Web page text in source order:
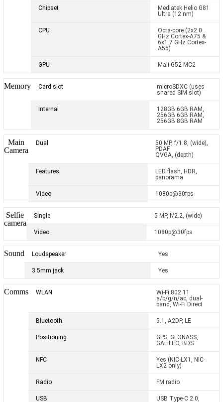
Chipset
Mediatek Helio G81
Ultra (12 nm)
CPU
Octa-core (2x2.0
GHz Cortex-A75 &
6x1.7 GHz Cortex-
A55)
GPU Mali-G52 MC2
Memory Card slot
microSDXC (uses
shared SIM slot)
Internal
128GB 6GB RAM,
256GB 6GB RAM,
256GB 8GB RAM
Main
Camera
Dual
50 MP, f/1.8, (wide),
PDAF
QVGA, (depth)
Features
LED flash, HDR,
panorama
Video 1080p@30fps
Selfie
camera
Single 5 MP, f/2.2, (wide)
Video 1080p@30fps
Sound Loudspeaker Yes
3.5mm jack Yes
Comms WLAN
Wi-Fi 802.11
a/b/g/n/ac, dual-
band, Wi-Fi Direct
Bluetooth 5.1, A2DP, LE
Positioning
GPS, GLONASS,
GALILEO, BDS
NFC
Yes (NIC-LX1, NIC-
LX2 only)
Radio FM radio
USB
USB Type-C 2.0,